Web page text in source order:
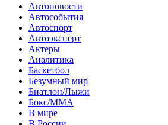
Автоновости
Автособытия
Автоспорт
Автоэксперт
Актеры
Аналитика
Баскетбол
Безумный мир
Биатлон/Лыжи
Бокс/MMA
В мире